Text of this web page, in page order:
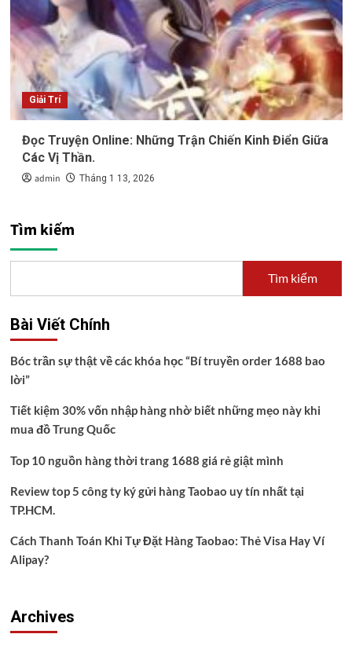
Giải Trí
Đọc Truyện Online: Những Trận Chiến Kinh Điển Giữa
Các Vị Thần.
admin Tháng 1 13, 2026
Tìm kiếm
Tìm kiếm
Bài Viết Chính
Bóc trần sự thật về các khóa học “Bí truyền order 1688 bao
lời”
Tiết kiệm 30% vốn nhập hàng nhờ biết những mẹo này khi
mua đồ Trung Quốc
Top 10 nguồn hàng thời trang 1688 giá rẻ giật mình
Review top 5 công ty ký gửi hàng Taobao uy tín nhất tại
TP.HCM.
Cách Thanh Toán Khi Tự Đặt Hàng Taobao: Thẻ Visa Hay Ví
Alipay?
Archives